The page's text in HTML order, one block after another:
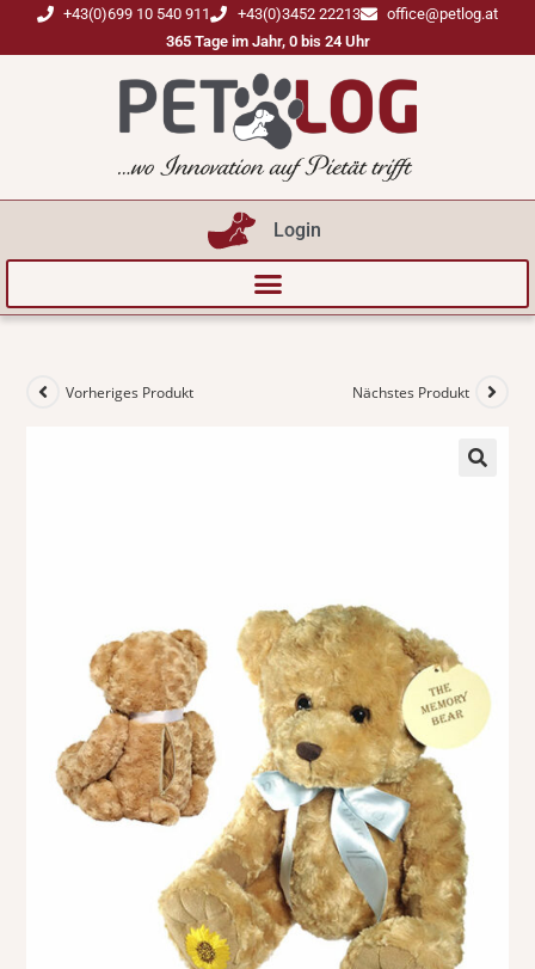
+43(0)699 10 540 911 +43(0)3452 22213
office@petlog.at
365 Tage im Jahr, 0 bis 24 Uhr
Login
Vorheriges Produkt Nächstes Produkt